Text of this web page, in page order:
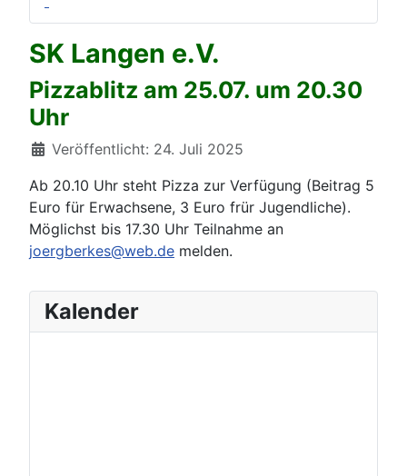
SK Langen e.V.
Pizzablitz am 25.07. um 20.30
Uhr
Details
Veröffentlicht: 24. Juli 2025
Ab 20.10 Uhr steht Pizza zur Verfügung (Beitrag 5
Euro für Erwachsene, 3 Euro frür Jugendliche).
Möglichst bis 17.30 Uhr Teilnahme an
joergberkes@web.de melden.
Kalender